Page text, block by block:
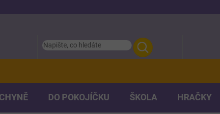
DO POKOJÍČKU ŠKOLA HRAČKY